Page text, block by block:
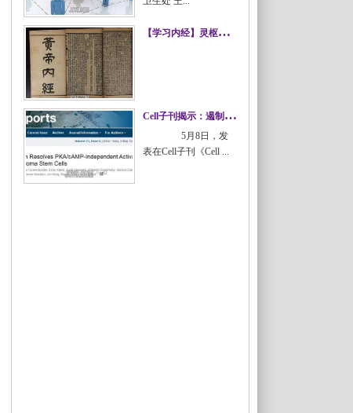
也犯难！
【
学习内经】灵枢篇：一至十一篇
C
ell子刊揭示：遏制恶性脑瘤的关键酶
5月8日，发
表在Cell子刊《Cell ...